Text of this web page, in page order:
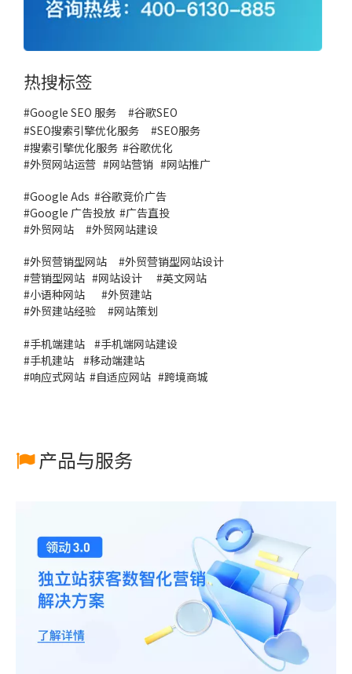
热搜标签
#Google SEO 服务 #谷歌SEO
#SEO搜索引擎优化服务 #SEO服务
#搜索引擎优化服务 #谷歌优化
#外贸网站运营 #网站营销 #网站推广
#Google Ads #谷歌竞价广告
#Google 广告投放 #广告直投
#外贸网站 #外贸网站建设
#外贸营销型网站 #外贸营销型网站设计
#营销型网站 #网站设计 #英文网站
#小语种网站 #外贸建站
#外贸建站经验 #网站策划
#手机端建站 #手机端网站建设
#手机建站 #移动端建站
#响应式网站 #自适应网站 #跨境商城
产品与服务